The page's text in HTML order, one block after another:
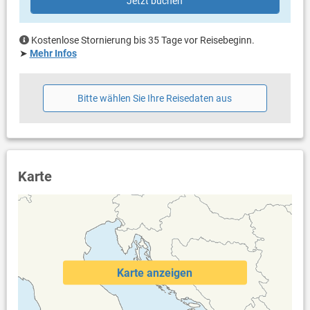
Kostenlose Stornierung bis 35 Tage vor Reisebeginn.
➤ Mehr Infos
Bitte wählen Sie Ihre Reisedaten aus
Karte
Karte anzeigen